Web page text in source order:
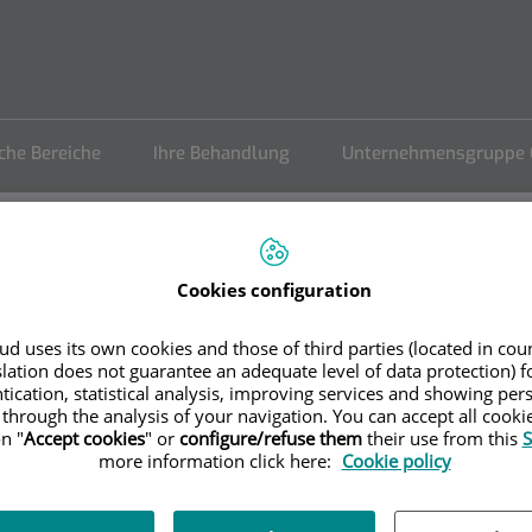
Bereiche Ihre Behandlung Unternehmensgruppe
Cookies configuration
uses its own cookies and those of third parties (located in
does not guarantee an adequate level of data protection)
statistical analysis, improving services and showing
the analysis of your navigation. You can accept all
"Accept cookies" or configure/refuse themtheir use from this
more information click here: Cookie policy